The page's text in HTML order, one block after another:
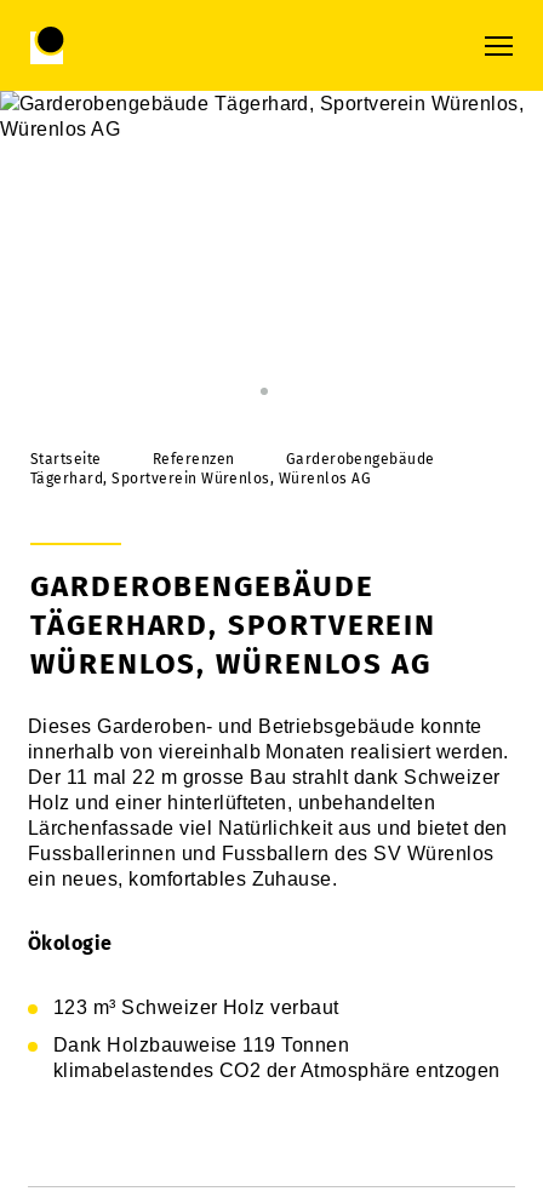
Startseite Referenzen
Garderobengebäude
Tägerhard, Sportverein Würenlos, Würenlos AG
GARDEROBENGEBÄUDE
TÄGERHARD, SPORTVEREIN
WÜRENLOS, WÜRENLOS AG
Dieses Garderoben- und Betriebsgebäude konnte
innerhalb von viereinhalb Monaten realisiert werden.
Der 11 mal 22 m grosse Bau strahlt dank Schweizer
Holz und einer hinterlüfteten, unbehandelten
Lärchenfassade viel Natürlichkeit aus und bietet den
Fussballerinnen und Fussballern des SV Würenlos
ein neues, komfortables Zuhause.
Ökologie
123 m³ Schweizer Holz verbaut
Dank Holzbauweise 119 Tonnen
klimabelastendes CO2 der Atmosphäre entzogen